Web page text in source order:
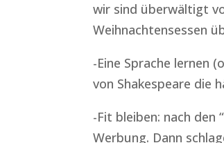
wir sind überwältigt
Weihnachtensessen
-Eine Sprache lernen
von Shakespeare die
-Fit bleiben: nach den
Werbung. Dann